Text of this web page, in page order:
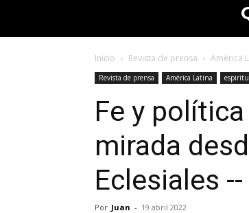
Inicio Revista de prensa América
Revista de prensa América Latina
Fe y
mirada
Eclesiales
Por Juan - 19 abril 2022